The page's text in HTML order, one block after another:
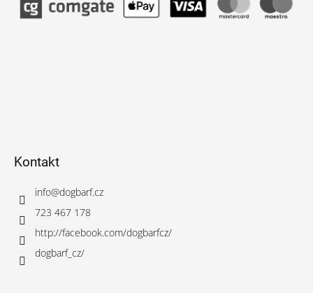
Kontakt
info@dogbarf.cz
723 467 178
http://facebook.com/dogbarfcz/
dogbarf_cz/